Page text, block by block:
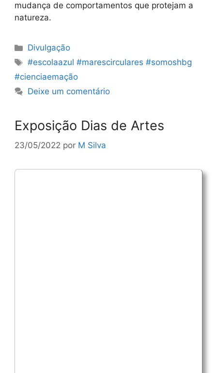
mudança de comportamentos que protejam a
natureza.
Categorias
Divulgação
Etiquetas
#escolaazul #marescirculares #somoshbg
#cienciaemação
Deixe um comentário
Exposição Dias de Artes
23/05/2022 por M Silva